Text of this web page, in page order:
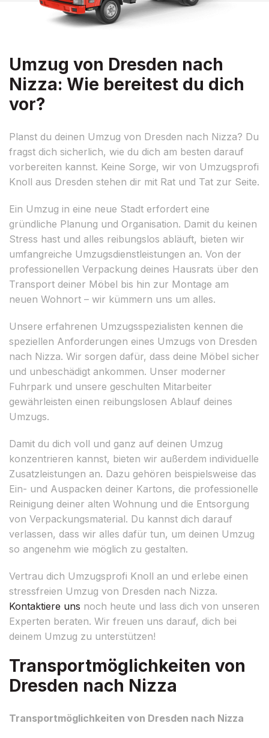
Umzug von Dresden nach
Nizza: Wie bereitest du dich
vor?
Planst du deinen Umzug von Dresden nach Nizza? Du
fragst dich sicherlich, wie du dich am besten darauf
vorbereiten kannst. Keine Sorge, wir von Umzugsprofi
Knoll aus Dresden stehen dir mit Rat und Tat zur Seite.
Ein Umzug in eine neue Stadt erfordert eine
gründliche Planung und Organisation. Damit du keinen
Stress hast und alles reibungslos abläuft, bieten wir
umfangreiche Umzugsdienstleistungen an. Von der
professionellen Verpackung deines Hausrats über den
Transport deiner Möbel bis hin zur Montage am
neuen Wohnort – wir kümmern uns um alles.
Unsere erfahrenen Umzugsspezialisten kennen die
speziellen Anforderungen eines Umzugs von Dresden
nach Nizza. Wir sorgen dafür, dass deine Möbel sicher
und unbeschädigt ankommen. Unser moderner
Fuhrpark und unsere geschulten Mitarbeiter
gewährleisten einen reibungslosen Ablauf deines
Umzugs.
Damit du dich voll und ganz auf deinen Umzug
konzentrieren kannst, bieten wir außerdem individuelle
Zusatzleistungen an. Dazu gehören beispielsweise das
Ein- und Auspacken deiner Kartons, die professionelle
Reinigung deiner alten Wohnung und die Entsorgung
von Verpackungsmaterial. Du kannst dich darauf
verlassen, dass wir alles dafür tun, um deinen Umzug
so angenehm wie möglich zu gestalten.
Vertrau dich Umzugsprofi Knoll an und erlebe einen
stressfreien Umzug von Dresden nach Nizza.
Kontaktiere uns noch heute und lass dich von unseren
Experten beraten. Wir freuen uns darauf, dich bei
deinem Umzug zu unterstützen!
Transportmöglichkeiten von
Dresden nach Nizza
Transportmöglichkeiten von Dresden nach Nizza